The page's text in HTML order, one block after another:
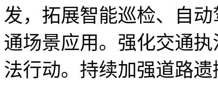
发，拓展智能巡检、自
通场景应用。强化交通
法行动。持续加强道路